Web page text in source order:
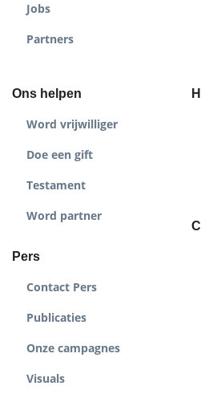
Jobs
Partners
Ons helpen
Word vrijwilliger
Doe een gift
Testament
Word partner
Pers
Contact Pers
Publicaties
Onze campagnes
Visuals